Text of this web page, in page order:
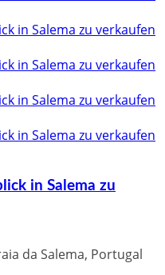
in Salema zu
da Salema, Portugal